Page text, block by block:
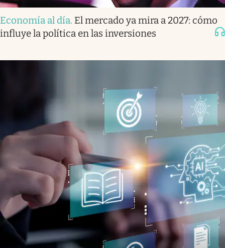
Economía al día. El mercado ya mira a 2027: cómo
influye la política en las inversiones